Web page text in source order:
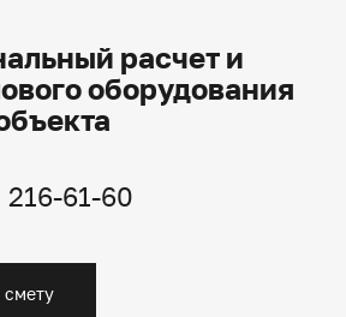
расчет и
оборудования
216-61-60
смету